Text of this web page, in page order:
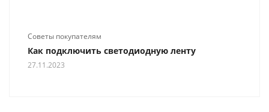
Советы покупателям
Как подключить светодиодную ленту
27.11.2023